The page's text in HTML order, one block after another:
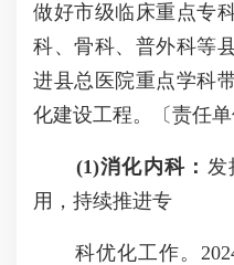
做好市级临床重点专
科、骨科、普外科等
进县总医院重点学科
化建设工程。〔责任单
(1)消化内科： 发
用，持续推进专
科优化工作。